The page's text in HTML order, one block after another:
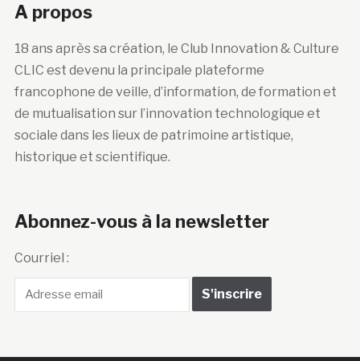
A propos
18 ans après sa création, le Club Innovation & Culture
CLIC est devenu la principale plateforme
francophone de veille, d’information, de formation et
de mutualisation sur l’innovation technologique et
sociale dans les lieux de patrimoine artistique,
historique et scientifique.
Abonnez-vous à la newsletter
Courriel :